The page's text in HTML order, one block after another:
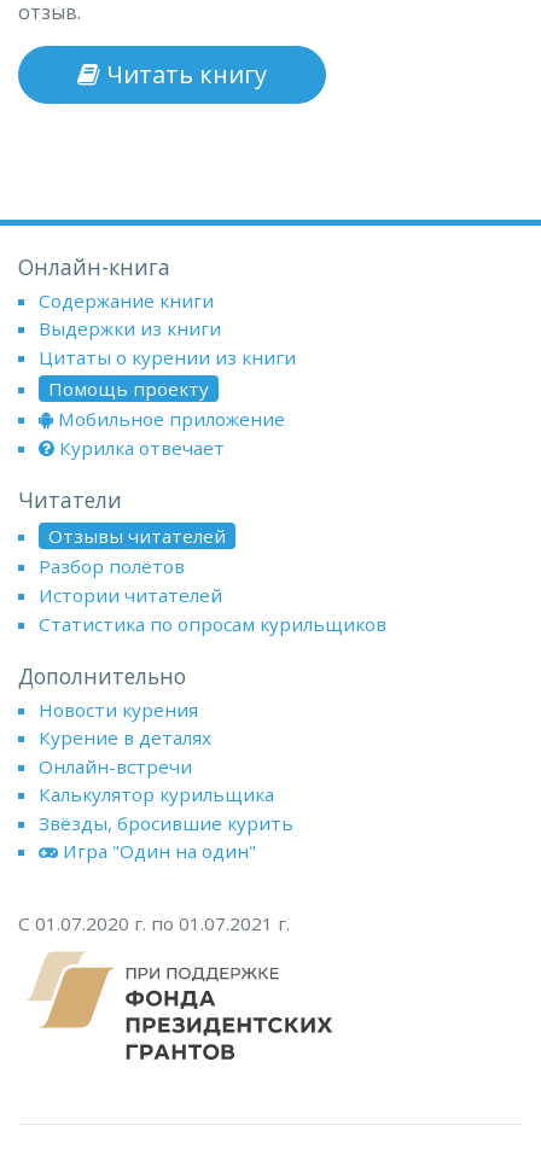
отзыв.
Читать книгу
Онлайн-книга
Содержание книги
Выдержки из книги
Цитаты о курении из книги
Помощь проекту
Мобильное приложение
Курилка отвечает
Читатели
Отзывы читателей
Разбор полётов
Истории читателей
Статистика по опросам курильщиков
Дополнительно
Новости курения
Курение в деталях
Онлайн-встречи
Калькулятор курильщика
Звёзды, бросившие курить
Игра "Один на один"
С 01.07.2020 г. по 01.07.2021 г.